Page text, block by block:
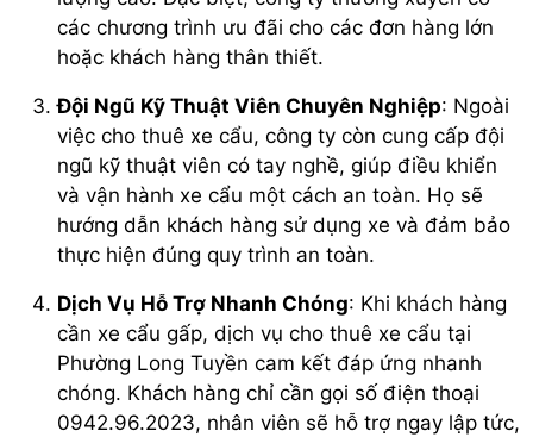
các chương trình ưu đãi cho các đơn hàng lớn
hoặc khách hàng thân thiết.
Đội Ngũ Kỹ Thuật Viên Chuyên Nghiệp: Ngoài
việc cho thuê xe cẩu, công ty còn cung cấp đội
ngũ kỹ thuật viên có tay nghề, giúp điều khiển
và vận hành xe cẩu một cách an toàn. Họ sẽ
hướng dẫn khách hàng sử dụng xe và đảm bảo
thực hiện đúng quy trình an toàn.
Dịch Vụ Hỗ Trợ Nhanh Chóng: Khi khách hàng
cần xe cẩu gấp, dịch vụ cho thuê xe cẩu tại
Phường Long Tuyền cam kết đáp ứng nhanh
chóng. Khách hàng chỉ cần gọi số điện thoại
0942.96.2023, nhân viên sẽ hỗ trợ ngay lập tức,